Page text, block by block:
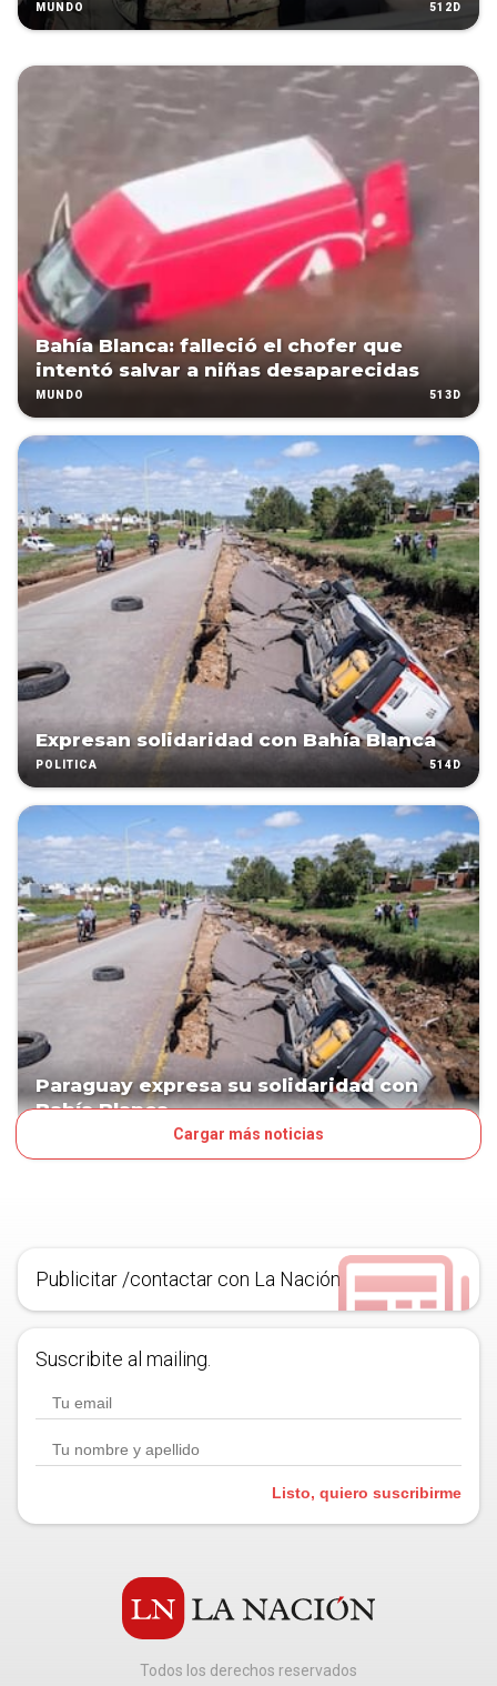
MUNDO 512D
Bahía Blanca: falleció el chofer que
intentó salvar a niñas desaparecidas
MUNDO 513D
Expresan solidaridad con Bahía Blanca
POLÍTICA 514D
Paraguay expresa su solidaridad con
Bahía Blanca
Cargar más noticias
Publicitar /contactar con La Nación
Suscribite al mailing.
Listo, quiero suscribirme
Todos los derechos reservados